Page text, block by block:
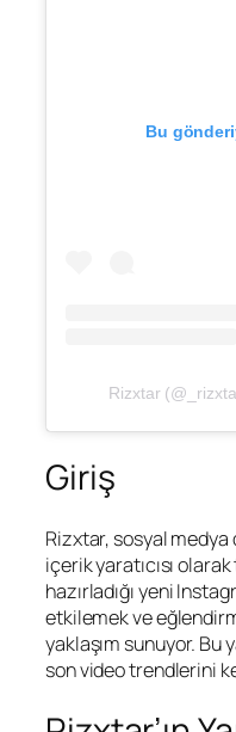
Bu
Rizxtar
Giriş
Rizxtar, sosyal medya
içerik yaratıcısı
hazırladığı yeni
etkilemek ve
yaklaşım sunuyor. Bu
son video trendlerini